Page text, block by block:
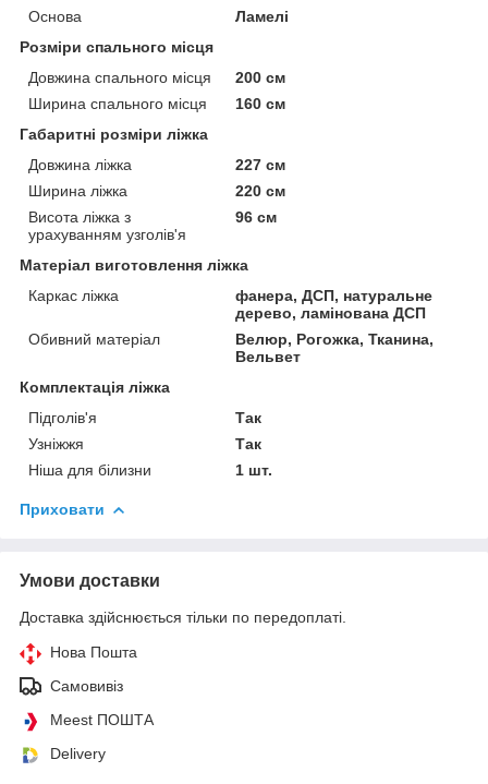
Основа
Ламелі
Розміри спального місця
Довжина спального місця
200 см
Ширина спального місця
160 см
Габаритні розміри ліжка
Довжина ліжка
227 см
Ширина ліжка
220 см
Висота ліжка з
урахуванням узголів'я
96 см
Матеріал виготовлення ліжка
Каркас ліжка
фанера, ДСП, натуральне
дерево, ламінована ДСП
Обивний матеріал
Велюр, Рогожка, Тканина,
Вельвет
Комплектація ліжка
Підголів'я
Так
Узніжжя
Так
Ніша для білизни
1 шт.
Приховати
Умови доставки
Доставка здійснюється тільки по передоплаті.
Нова Пошта
Самовивіз
Meest ПОШТА
Delivery